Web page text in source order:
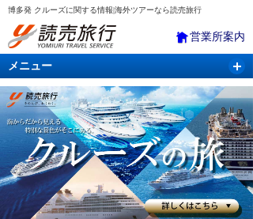
博多発 クルーズに関する情報|海外ツアーなら読売旅行
営業所案内
メニュー
国内旅行 バスツアー 海外旅行 クルーズ
航空・ＪＲ＋宿泊 航空券＆ホテル